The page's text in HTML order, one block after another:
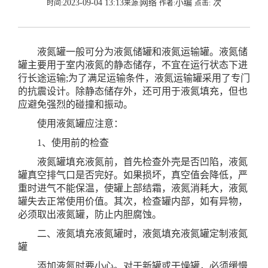
时间:2023-09-04 13:13来源:网络 作者:小编 点击: 次
液氮罐一般可分为液氮储罐和液氮运输罐。液氮储
罐主要用于室内液氮的静态储存，不宜在运行状态下进
行长途运输;为了满足运输条件，液氮运输罐采用了专门
的抗震设计。除静态储存外，还可用于液氮填充，但也
应避免强烈的碰撞和振动。
使用液氮罐应注意：
1、使用前的检查
液氮罐填充液氮前，首先检查外壳是否凹陷，液氮
罐真空排气口是否完好。如果损坏，真空值会降低，严
重时进气不能保温，使罐上部结霜，液氮消耗大，液氮
罐失去正常使用价值。其次，检查罐内部，如有异物，
必须取出液氮罐，防止内胆腐蚀。
二、液氮填充液氮罐时，液氮填充液氮罐定制液氮
罐
添加液氮时要小心。对于新罐或干燥罐，必须缓慢